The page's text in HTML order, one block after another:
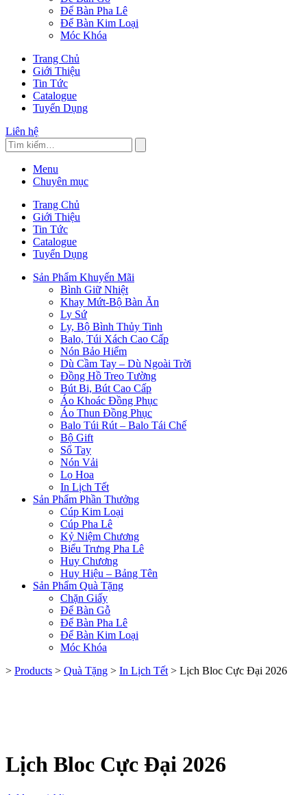
Để Bàn Pha Lê
Để Bàn Kim Loại
Móc Khóa
Trang Chủ
Giới Thiệu
Tin Tức
Catalogue
Tuyển Dụng
Liên hệ
Menu
Chuyên mục
Trang Chủ
Giới Thiệu
Tin Tức
Catalogue
Tuyển Dụng
Sản Phẩm Khuyến Mãi
Bình Giữ Nhiệt
Khay Mứt-Bộ Bàn Ăn
Ly Sứ
Ly, Bộ Bình Thủy Tinh
Balo, Túi Xách Cao Cấp
Nón Bảo Hiểm
Dù Cầm Tay – Dù Ngoài Trời
Đồng Hồ Treo Tường
Bút Bi, Bút Cao Cấp
Áo Khoác Đồng Phục
Áo Thun Đồng Phục
Balo Túi Rút – Balo Tái Chế
Bộ Gift
Sổ Tay
Nón Vải
Lọ Hoa
In Lịch Tết
Sản Phẩm Phần Thưởng
Cúp Kim Loại
Cúp Pha Lê
Kỷ Niệm Chương
Biểu Trưng Pha Lê
Huy Chương
Huy Hiệu – Bảng Tên
Sản Phẩm Quà Tặng
Chặn Giấy
Để Bàn Gỗ
Để Bàn Pha Lê
Để Bàn Kim Loại
Móc Khóa
> Products > Quà Tặng > In Lịch Tết > Lịch Bloc Cực Đại 2026
Lịch Bloc Cực Đại 2026